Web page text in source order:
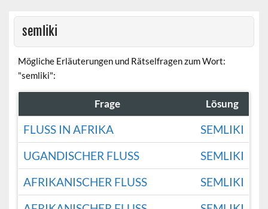
semliki
Mögliche Erläuterungen und Rätselfragen zum Wort:
"semliki":
Frage Lösung
FLUSS IN AFRIKA
SEMLIKI
UGANDISCHER FLUSS
SEMLIKI
AFRIKANISCHER FLUSS
SEMLIKI